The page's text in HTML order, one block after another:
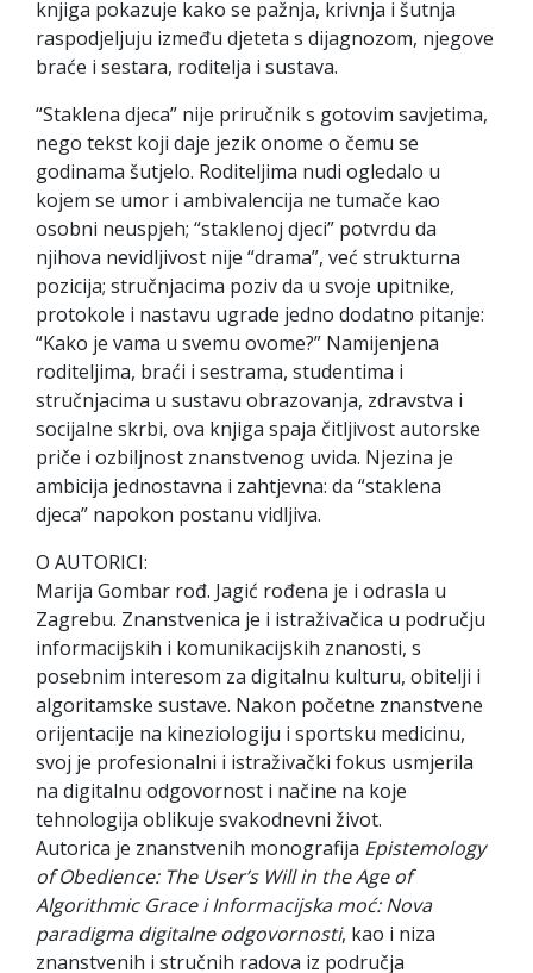
knjiga pokazuje kako se pažnja, krivnja i šutnja
raspodjeljuju između djeteta s dijagnozom, njegove
braće i sestara, roditelja i sustava.
“Staklena djeca” nije priručnik s gotovim savjetima,
nego tekst koji daje jezik onome o čemu se
godinama šutjelo. Roditeljima nudi ogledalo u
kojem se umor i ambivalencija ne tumače kao
osobni neuspjeh; “staklenoj djeci” potvrdu da
njihova nevidljivost nije “drama”, već strukturna
pozicija; stručnjacima poziv da u svoje upitnike,
protokole i nastavu ugrade jedno dodatno pitanje:
“Kako je vama u svemu ovome?” Namijenjena
roditeljima, braći i sestrama, studentima i
stručnjacima u sustavu obrazovanja, zdravstva i
socijalne skrbi, ova knjiga spaja čitljivost autorske
priče i ozbiljnost znanstvenog uvida. Njezina je
ambicija jednostavna i zahtjevna: da “staklena
djeca” napokon postanu vidljiva.
O AUTORICI:
Marija Gombar rođ. Jagić rođena je i odrasla u
Zagrebu. Znanstvenica je i istraživačica u području
informacijskih i komunikacijskih znanosti, s
posebnim interesom za digitalnu kulturu, obitelji i
algoritamske sustave. Nakon početne znanstvene
orijentacije na kineziologiju i sportsku medicinu,
svoj je profesionalni i istraživački fokus usmjerila
na digitalnu odgovornost i načine na koje
tehnologija oblikuje svakodnevni život.
Autorica je znanstvenih monografija Epistemology
of Obedience: The User’s Will in the Age of
Algorithmic Grace i Informacijska moć: Nova
paradigma digitalne odgovornosti, kao i niza
znanstvenih i stručnih radova iz područja